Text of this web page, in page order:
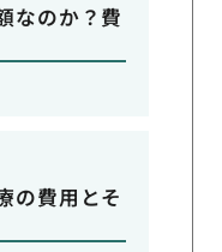
なのか？費
の費用とそ